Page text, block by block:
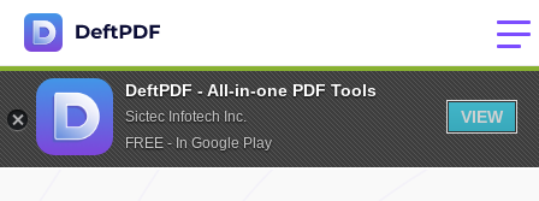
DeftPDF - All-in-one PDF Tools
Sictec Infotech Inc.
FREE - In Google Play
VIEW